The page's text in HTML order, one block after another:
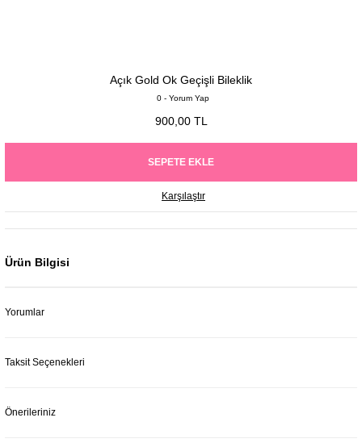
Açık Gold Ok Geçişli Bileklik
0 - Yorum Yap
900,00 TL
SEPETE EKLE
Karşılaştır
Ürün Bilgisi
Yorumlar
Taksit Seçenekleri
Önerileriniz